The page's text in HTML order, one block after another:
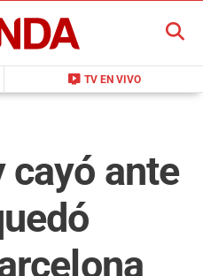
live_tv TV EN VIVO
BUSCAR
cayó ante